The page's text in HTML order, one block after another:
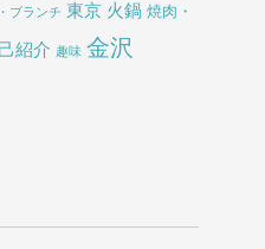
ブランチ 東京 火鍋 焼肉・
紹介 趣味 金沢